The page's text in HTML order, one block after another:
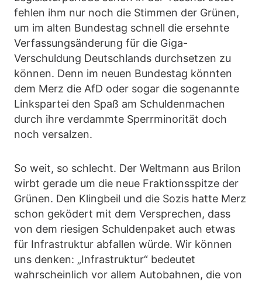
fehlen ihm nur noch die Stimmen der Grünen,
um im alten Bundestag schnell die ersehnte
Verfassungsänderung für die Giga-
Verschuldung Deutschlands durchsetzen zu
können. Denn im neuen Bundestag könnten
dem Merz die AfD oder sogar die sogenannte
Linkspartei den Spaß am Schuldenmachen
durch ihre verdammte Sperrminorität doch
noch versalzen.
So weit, so schlecht. Der Weltmann aus Brilon
wirbt gerade um die neue Fraktionsspitze der
Grünen. Den Klingbeil und die Sozis hatte Merz
schon geködert mit dem Versprechen, dass
von dem riesigen Schuldenpaket auch etwas
für Infrastruktur abfallen würde. Wir können
uns denken: „Infrastruktur“ bedeutet
wahrscheinlich vor allem Autobahnen, die von